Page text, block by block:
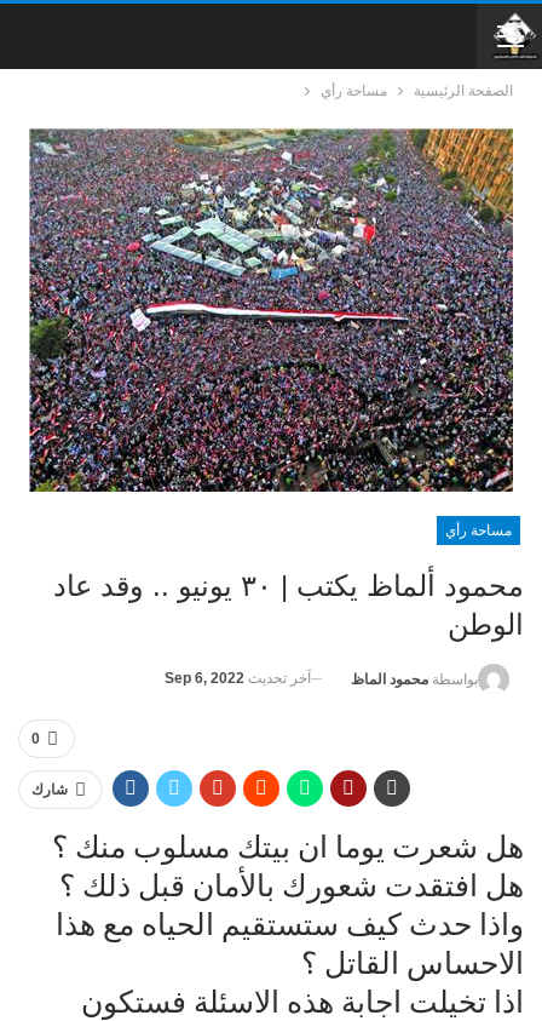
الصفحة الرئيسية مساحة رأي
مساحة رأي
محمود ألماظ يكتب | ٣٠ يونيو .. وقد عاد
الوطن
بواسطة محمود الماظ آخر تحديث Sep 6, 2022
0
شارك
هل شعرت يوما ان بيتك مسلوب منك ؟
هل افتقدت شعورك بالأمان قبل ذلك ؟
واذا حدث كيف ستستقيم الحياه مع هذا
الاحساس القاتل ؟
اذا تخيلت اجابة هذه الاسئلة فستكون